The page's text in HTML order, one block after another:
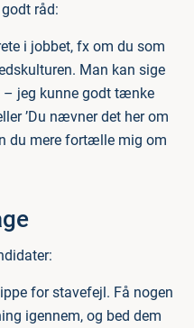
råd:
i jobbet, fx om du som
Man kan sige
– jeg kunne godt tænke
’Du nævner det her om
du mere fortælle mig om
for stavefejl. Få nogen
igennem, og bed dem